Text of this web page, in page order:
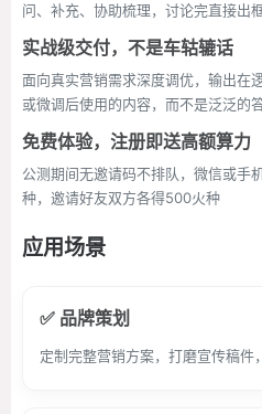
问、补充、协助梳理，讨论完直接出
实战级交付，不是车轱辘话
面向真实营销需求深度调优，输出在
或微调后使用的内容，而不是泛泛的
免费体验，注册即送高额算力
公测期间无邀请码不排队，微信或手
种，邀请好友双方各得500火种
应用场景
✅ 品牌策划
定制完整营销方案，打磨宣传稿件